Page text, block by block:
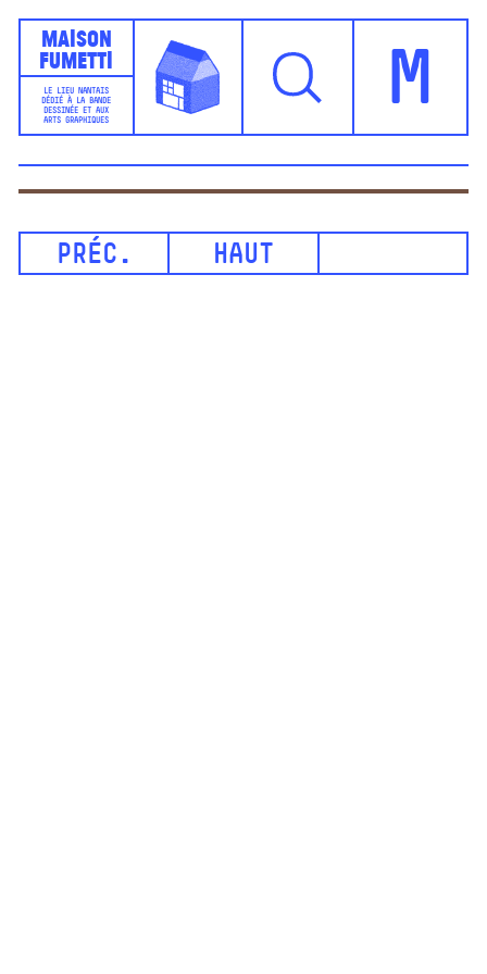
Maison
Fumetti
LE LIEU NANTAIS
DÉDIÉ À LA BANDE
DESSINÉE ET AUX
ARTS GRAPHIQUES
M
PRÉC. HAUT